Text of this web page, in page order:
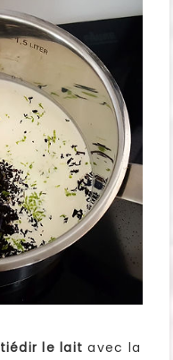
tiédir le lait avec la